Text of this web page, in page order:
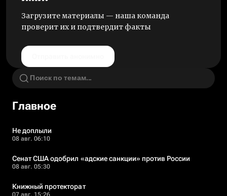
Загрузите материалы — наша команда
проверит их и подтвердит факты
Главное
Не доплыли
08 авг. 06:10
Сенат США одобрил «адские санкции» против России
08 авг. 05:30
Книжный протекторат
07 авг. 15:26